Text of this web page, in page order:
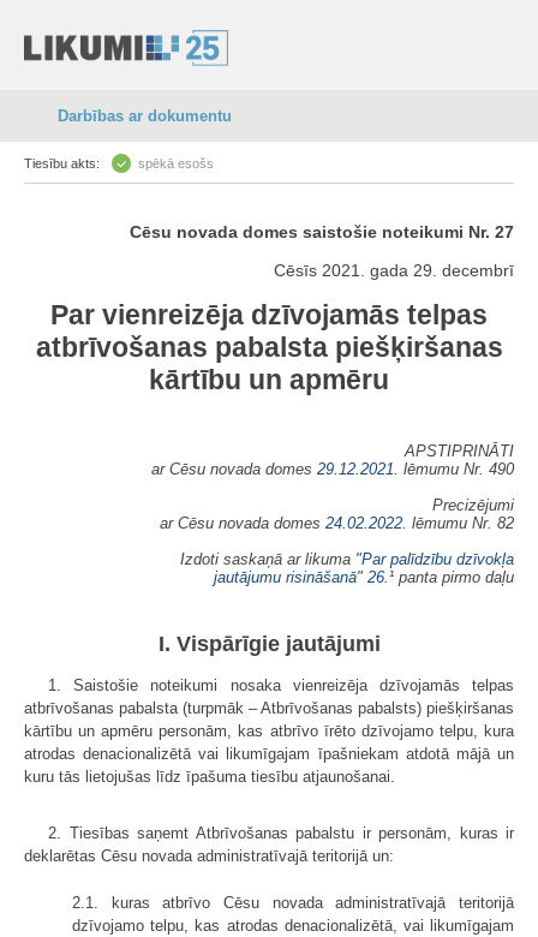
Darbības ar dokumentu
Tiesību akts: spēkā esošs
Cēsu novada domes saistošie noteikumi Nr. 27
Cēsīs 2021. gada 29. decembrī
Par vienreizēja dzīvojamās telpas
atbrīvošanas pabalsta piešķiršanas
kārtību un apmēru
APSTIPRINĀTI
ar Cēsu novada domes 29.12.2021. lēmumu Nr. 490
Precizējumi
ar Cēsu novada domes 24.02.2022. lēmumu Nr. 82
Izdoti saskaņā ar likuma "Par palīdzību dzīvokļa
jautājumu risināšanā" 26. ¹ panta pirmo daļu
I. Vispārīgie jautājumi
1. Saistošie noteikumi nosaka vienreizēja dzīvojamās telpas
atbrīvošanas pabalsta (turpmāk – Atbrīvošanas pabalsts) piešķiršanas
kārtību un apmēru personām, kas atbrīvo īrēto dzīvojamo telpu, kura
atrodas denacionalizētā vai likumīgajam īpašniekam atdotā mājā un
kuru tās lietojušas līdz īpašuma tiesību atjaunošanai.
2. Tiesības saņemt Atbrīvošanas pabalstu ir personām, kuras ir
deklarētas Cēsu novada administratīvajā teritorijā un:
2.1. kuras atbrīvo Cēsu novada administratīvajā teritorijā
dzīvojamo telpu, kas atrodas denacionalizētā, vai likumīgajam